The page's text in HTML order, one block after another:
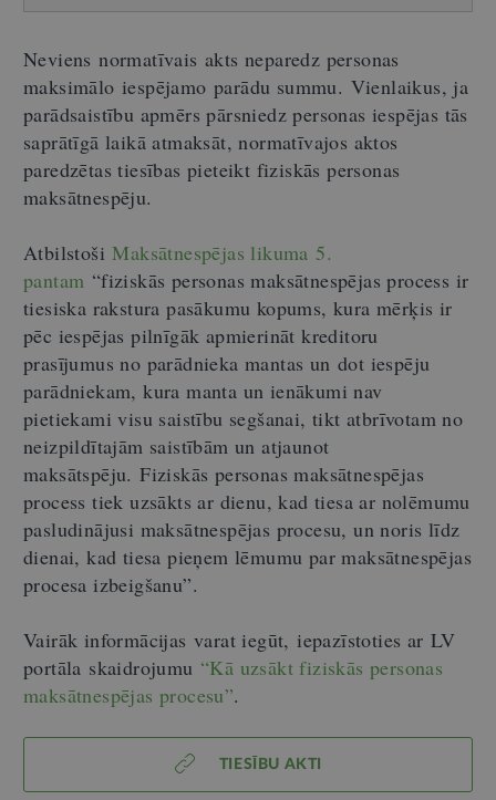
Neviens normatīvais akts neparedz personas
maksimālo iespējamo parādu summu. Vienlaikus, ja
parādsaistību apmērs pārsniedz personas iespējas tās
saprātīgā laikā atmaksāt, normatīvajos aktos
paredzētas tiesības pieteikt fiziskās personas
maksātnespēju.
AtbilstošiMaksātnespējas likuma 5.
pantam “fiziskās personas maksātnespējas process ir
tiesiska rakstura pasākumu kopums, kura mērķis ir
pēc iespējas pilnīgāk apmierināt kreditoru
prasījumus no parādnieka mantas un dot iespēju
parādniekam, kura manta un ienākumi nav
pietiekami visu saistību segšanai, tikt atbrīvotam no
neizpildītajām saistībām un atjaunot
maksātspēju. Fiziskās personas maksātnespējas
process tiek uzsākts ar dienu, kad tiesa ar nolēmumu
pasludinājusi maksātnespējas procesu, un noris līdz
dienai, kad tiesa pieņem lēmumu par maksātnespējas
procesa izbeigšanu”.
Vairāk informācijas varat iegūt, iepazīstoties ar LV
portāla skaidrojumu “Kā uzsākt fiziskās personas
maksātnespējas procesu”.
TIESĪBU AKTI